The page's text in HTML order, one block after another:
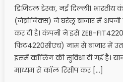
डिजिटल डेस्क, नई दिल्ली। भारतीय
(जेब्रोनिक्स) ने घरेलू बाजार में
कर दी है। कंपनी ने इसे ZEB-
फिट4220सीएच) नाम से बाजार में
इसमें कॉलिंग की सुविधा दी गई है।
माध्यम से कॉल रिसीप कर […]